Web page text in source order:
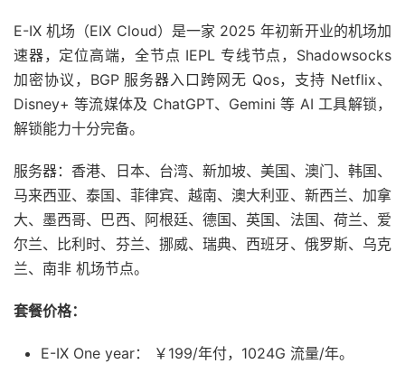
E-IX 机场（EIX Cloud）是一家 2025 年初新开业的机场加
速器，定位高端，全节点 IEPL 专线节点，Shadowsocks
加密协议，BGP 服务器入口跨网无 Qos，支持 Netflix、
Disney+ 等流媒体及 ChatGPT、Gemini 等 AI 工具解锁，
解锁能力十分完备。
服务器：香港、日本、台湾、新加坡、美国、澳门、韩国、
马来西亚、泰国、菲律宾、越南、澳大利亚、新西兰、加拿
大、墨西哥、巴西、阿根廷、德国、英国、法国、荷兰、爱
尔兰、比利时、芬兰、挪威、瑞典、西班牙、俄罗斯、乌克
兰、南非 机场节点。
套餐价格：
E-IX One year： ￥199/年付，1024G 流量/年。